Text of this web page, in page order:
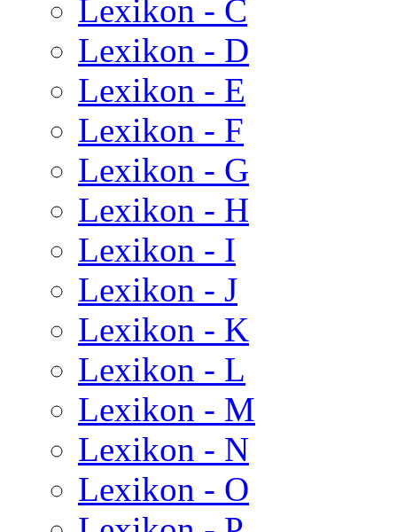
Lexikon - C
Lexikon - D
Lexikon - E
Lexikon - F
Lexikon - G
Lexikon - H
Lexikon - I
Lexikon - J
Lexikon - K
Lexikon - L
Lexikon - M
Lexikon - N
Lexikon - O